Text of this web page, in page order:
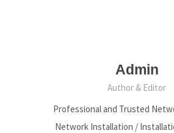
Admin
Author & Editor
Professional and Trusted
Network Installation /